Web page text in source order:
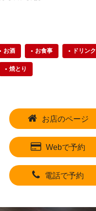
お酒 お食事 ドリンク
焼とり
お店のページ
Webで予約
電話で予約